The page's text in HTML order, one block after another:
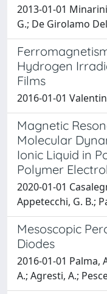
2013-01-01
G.; De Girolamo
Hydrogen
Films
2016-01-01
Magnetic
Molecular
Ionic Liquid in
Polymer
2020-01-01
Appetecchi, G. B.;
Mesoscopic
Diodes
2016-01-01 Palma,
A.; Agresti, A.;